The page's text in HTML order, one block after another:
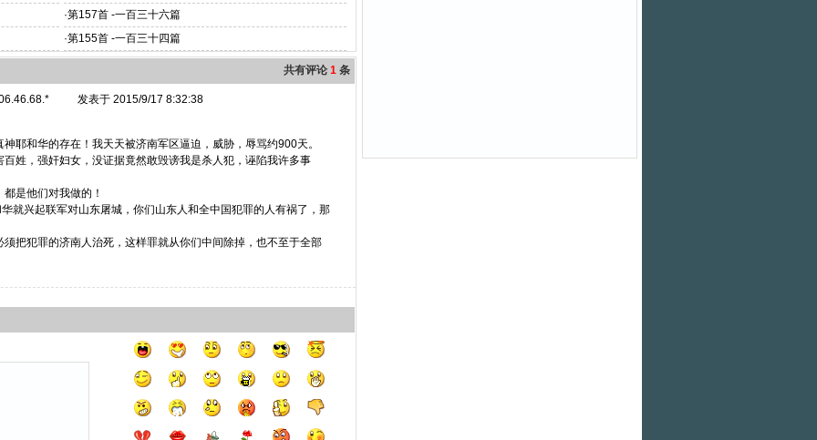
·第157首 -一百三十六篇
·第155首 -一百三十四篇
共有评论 1 条
发表于 2015/9/17 8:32:38
耶和华的存在！我天天被济南军区逼迫，威胁，辱骂约900天。
姓，强奸妇女，没证据竟然敢毁谤我是杀人犯，诬陷我许多事
是他们对我做的！
就兴起联军对山东屠城，你们山东人和全中国犯罪的人有祸了，那
把犯罪的济南人治死，这样罪就从你们中间除掉，也不至于全部